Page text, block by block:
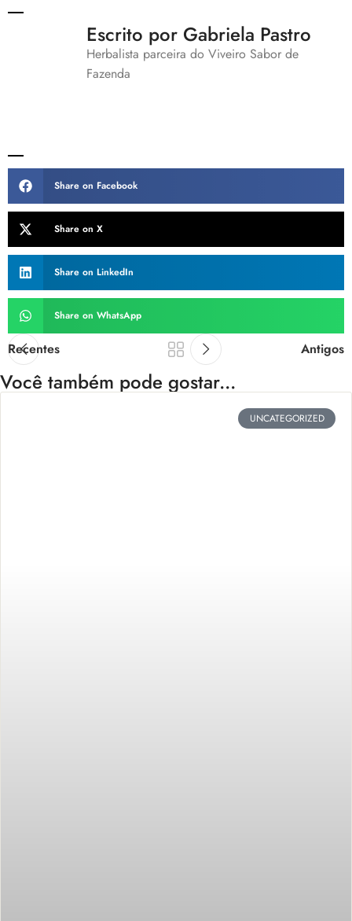
Escrito por Gabriela Pastro
Herbalista parceira do Viveiro Sabor de
Fazenda
Share on Facebook
Share on X
Share on LinkedIn
Share on WhatsApp
Recentes Antigos
Você também pode gostar...
UNCATEGORIZED